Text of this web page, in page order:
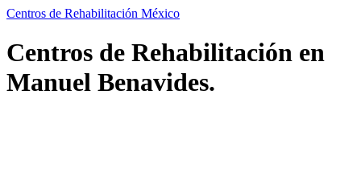
Centros de Rehabilitación México
Centros de Rehabilitación en
Manuel Benavides.